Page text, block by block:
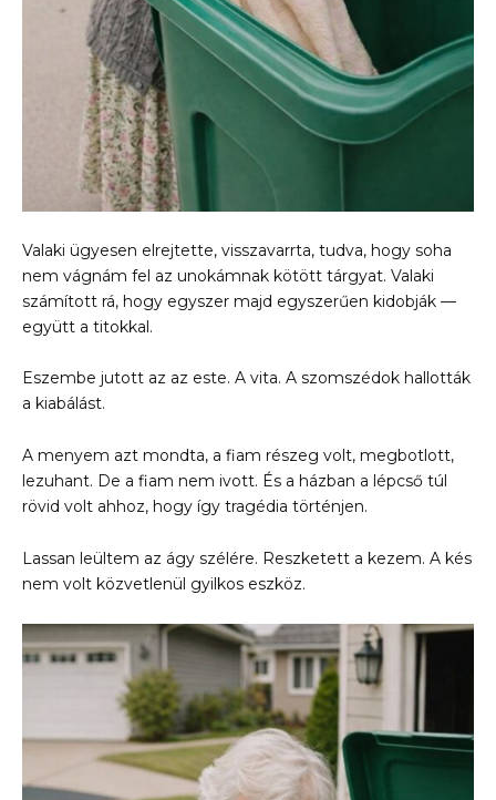
Valaki ügyesen elrejtette, visszavarrta, tudva, hogy soha
nem vágnám fel az unokámnak kötött tárgyat. Valaki
számított rá, hogy egyszer majd egyszerűen kidobják —
együtt a titokkal.
Eszembe jutott az az este. A vita. A szomszédok hallották
a kiabálást.
A menyem azt mondta, a fiam részeg volt, megbotlott,
lezuhant. De a fiam nem ivott. És a házban a lépcső túl
rövid volt ahhoz, hogy így tragédia történjen.
Lassan leültem az ágy szélére. Reszketett a kezem. A kés
nem volt közvetlenül gyilkos eszköz.